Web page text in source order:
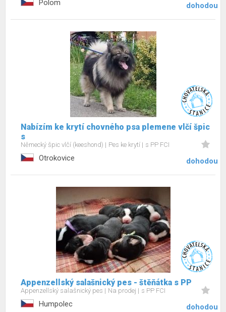
Polom dohodou
Nabízím ke krytí chovného psa plemene vlčí špic
s
Německý špic vlčí (keeshond) Pes ke krytí s PP FCI
Otrokovice dohodou
Appenzellský salašnický pes - štěňátka s PP
Appenzellský salašnický pes Na prodej s PP FCI
Humpolec dohodou